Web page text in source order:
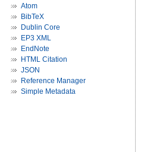
Atom
BibTeX
Dublin Core
EP3 XML
EndNote
HTML Citation
JSON
Reference Manager
Simple Metadata